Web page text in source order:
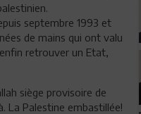
septembre 1993 et
de mains qui ont valu
retrouver un Etat,
siège provisoire de
La Palestine embastillée!